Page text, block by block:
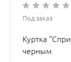
Под заказ
Куртка
черным